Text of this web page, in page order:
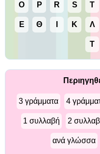
O P R S T
Ε Θ Κ Λ
Τ
3 γράμματα 4
1 συλλαβή 2
ανά γλώσσα